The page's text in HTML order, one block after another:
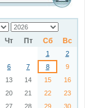
Чт Пт Сб Вс
1
2
6 7 8
9
13 14 15
16
20 21 22
23
27 28 29 30